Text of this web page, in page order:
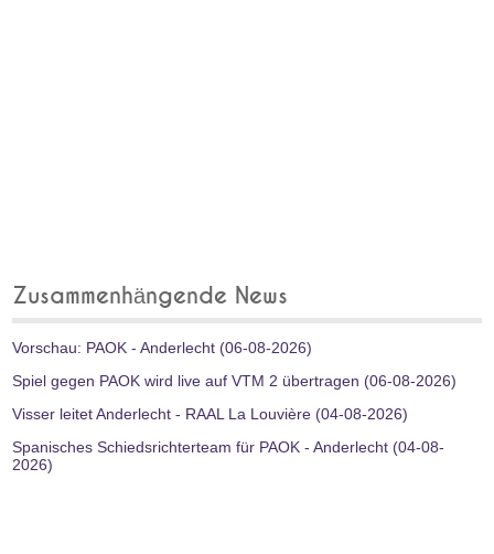
Zusammenhängende News
Vorschau: PAOK - Anderlecht (06-08-2026)
Spiel gegen PAOK wird live auf VTM 2 übertragen (06-08-2026)
Visser leitet Anderlecht - RAAL La Louvière (04-08-2026)
Spanisches Schiedsrichterteam für PAOK - Anderlecht (04-08-
2026)